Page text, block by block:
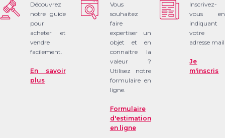
Découvrez
notre guide
pour
acheter et
vendre
facilement.
En savoir
plus
Vous
souhaitez
faire
expertiser un
objet et en
connaitre la
valeur ?
Utilisez notre
formulaire en
ligne.
Formulaire
d'estimation
en ligne
Inscrivez-
vous en
indiquant
votre
adresse mail
Je
m'inscris